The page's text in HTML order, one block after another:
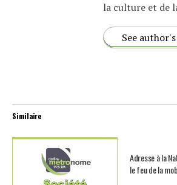
la culture et de
See
Similaire
Adresse à la
le feu de la